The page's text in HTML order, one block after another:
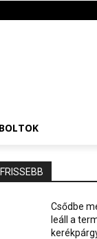
BOLTOK
Csődbe
leáll a